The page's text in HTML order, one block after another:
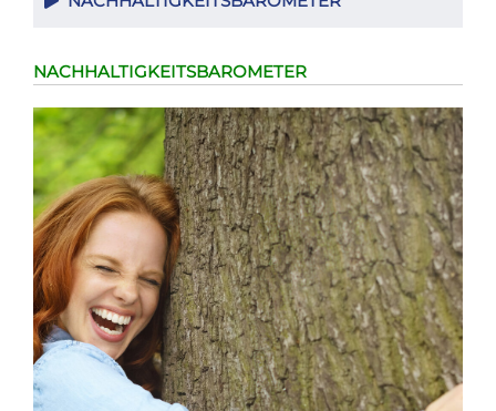
NACHHALTIGKEITSBAROMETER